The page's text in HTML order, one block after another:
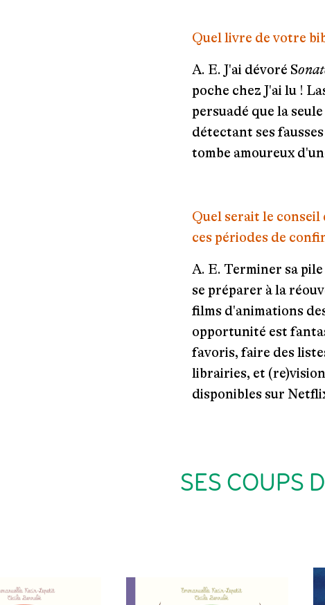
Quel livre de votre
A. E. J'ai dévoré S
poche chez J'ai lu !
persuadé que la
détectant ses
tombe amoureux
Quel serait le
ces périodes de
A. E. Terminer sa
se préparer à la
films d'animations
opportunité est
favoris, faire des
librairies, et
disponibles sur
SES COUPS